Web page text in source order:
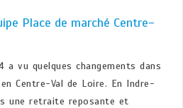
Place de marché Centre-
a vu quelques changements dans
Centre-Val de Loire. En Indre-
une retraite reposante et